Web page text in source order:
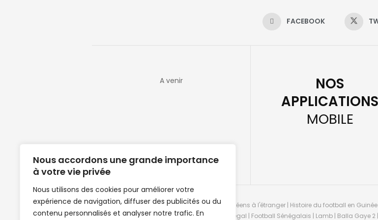
Nous accordons une grande importance
à votre vie privée
Nous utilisons des cookies pour améliorer votre
expérience de navigation, diffuser des publicités ou du
contenu personnalisés et analyser notre trafic. En
FACEBOOK
A venir
NOS
APPLICATIONS
MOBILE
Clubs de football en Guinée | Footballeurs guinéens à l'étranger | Histoire du football en
de Guinée de football | Mercato | Lions du Sénégal | Football Sénégalais | Lamb | Balla Gaye 2